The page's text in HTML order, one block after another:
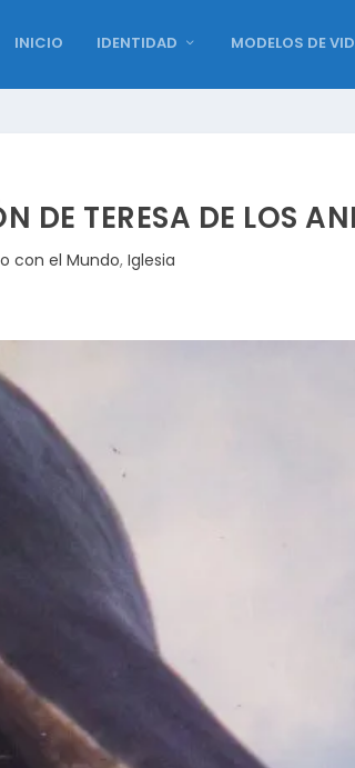
INICIO IDENTIDAD MODELOS DE
DE TERESA DE LOS
con el Mundo,Iglesia